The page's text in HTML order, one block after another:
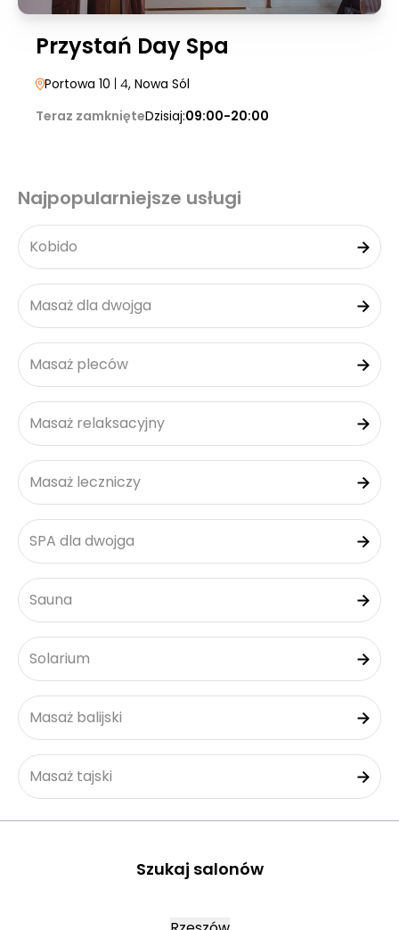
Przystań Day Spa
Portowa 10 | 4, Nowa Sól
Teraz zamknięteDzisiaj:09:00-20:00
Najpopularniejsze usługi
Kobido
Masaż dla dwojga
Masaż pleców
Masaż relaksacyjny
Masaż leczniczy
SPA dla dwojga
Sauna
Solarium
Masaż balijski
Masaż tajski
Szukaj salonów